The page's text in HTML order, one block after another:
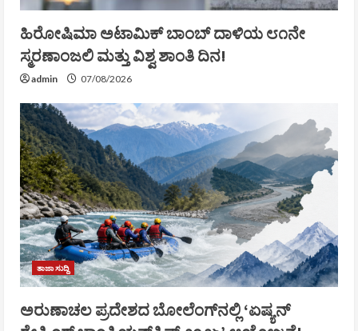
ಹಿರೋಷಿಮಾ ಅಟಾಮಿಕ್ ಬಾಂಬ್ ದಾಳಿಯ ೮೧ನೇ
ಸ್ಮರಣಾಂಜಲಿ ಮತ್ತು ವಿಶ್ವ ಶಾಂತಿ ದಿನ!
admin 07/08/2026
ತಾಜಾ ಸುದ್ದಿ
ಅರುಣಾಚಲ ಪ್ರದೇಶದ ಬೋಲೆಂಗ್‌ನಲ್ಲಿ ‘ಏಷ್ಯನ್